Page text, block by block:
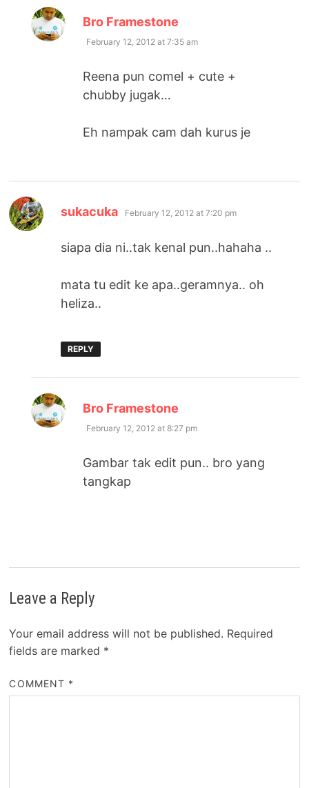
Bro Framestone
February 12, 2012 at 7:35 am
Reena pun comel + cute +
chubby jugak…
Eh nampak cam dah kurus je
sukacuka says:
February 12, 2012 at 7:20 pm
siapa dia ni..tak kenal pun..hahaha ..
mata tu edit ke apa..geramnya.. oh
heliza..
REPLY
Bro Framestone
February 12, 2012 at 8:27 pm
Gambar tak edit pun.. bro yang
tangkap
Leave a Reply
Your email address will not be published. Required
fields are marked *
COMMENT *